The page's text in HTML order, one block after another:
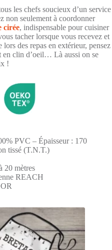
les chefs soucieux d’un service
non seulement à coordonner
cirée, indispensable pour cuisiner
tacher lorsque vous recevez et
des repas en extérieur, pensez
en clin d’oeil… Là aussi on se
!
PVC – Épaisseur : 170
tissé (T.N.T.)
20 mètres
REACH